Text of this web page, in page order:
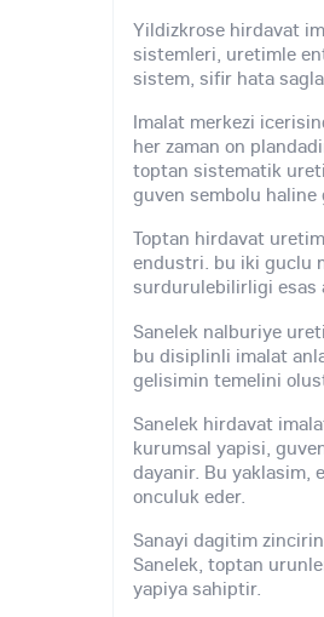
Yildizkrose hirdavat
sistemleri, uretimle
sistem, sifir hata
Imalat merkezi
her zaman on
toptan sistematik
guven sembolu haline
Toptan hirdavat
endustri. bu iki guclu
surdurulebilirligi esas
Sanelek nalburiye
bu disiplinli imalat
gelisimin temelini
Sanelek hirdavat
kurumsal yapisi,
dayanir. Bu yaklasim,
onculuk eder.
Sanayi dagitim
Sanelek, toptan
yapiya sahiptir.